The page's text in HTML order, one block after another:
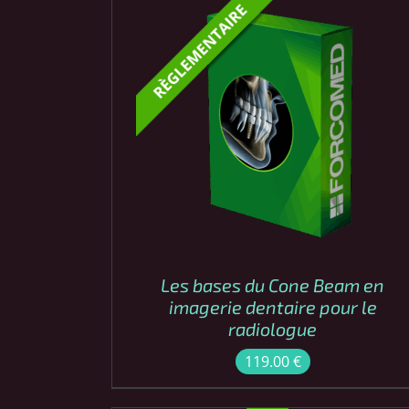
COMMANDER APERÇU
Les bases du Cone Beam en
imagerie dentaire pour le
radiologue
119.00€